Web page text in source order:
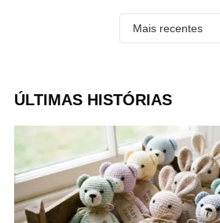
ÚLTIMAS HISTÓRIAS